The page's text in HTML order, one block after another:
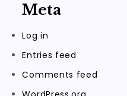
Meta
Log in
Entries feed
Comments feed